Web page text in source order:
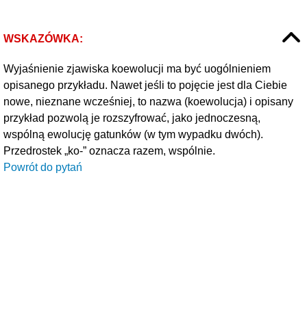
WSKAZÓWKA:
Wyjaśnienie zjawiska koewolucji ma być uogólnieniem
opisanego przykładu. Nawet jeśli to pojęcie jest dla Ciebie
nowe, nieznane wcześniej, to nazwa (koewolucja) i opisany
przykład pozwolą je rozszyfrować, jako jednoczesną,
wspólną ewolucję gatunków (w tym wypadku dwóch).
Przedrostek „ko-” oznacza razem, wspólnie.
Powrót do pytań